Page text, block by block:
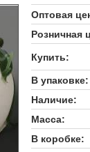
Оптовая
Розничная
Купить:
В упаковке:
Наличие:
Масса:
В коробке: